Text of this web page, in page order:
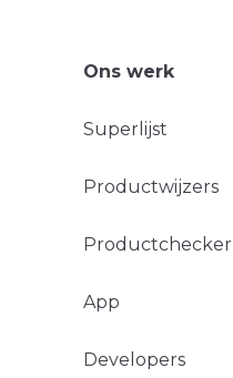
Ons werk
Superlijst
Productwijzers
Productchecker
App
Developers